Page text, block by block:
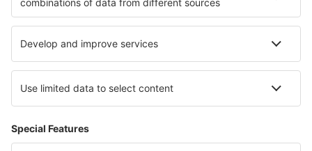
Yksityisyys
Maat